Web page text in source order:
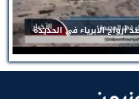
أرواح الأبرياء في الحديدة